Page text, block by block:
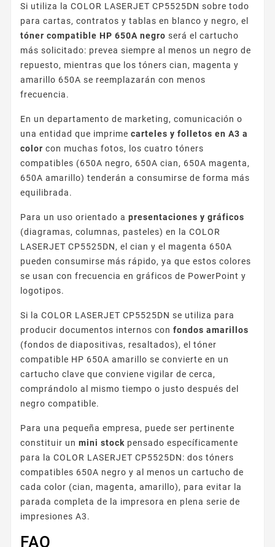
Si utiliza la COLOR LASERJET CP5525DN sobre todo
para cartas, contratos y tablas en blanco y negro, el
tóner compatible HP 650A negro será el cartucho
más solicitado: prevea siempre al menos un negro de
repuesto, mientras que los tóners cian, magenta y
amarillo 650A se reemplazarán con menos
frecuencia.
En un departamento de marketing, comunicación o
una entidad que imprime carteles y folletos en A3 a
color con muchas fotos, los cuatro tóners
compatibles (650A negro, 650A cian, 650A magenta,
650A amarillo) tenderán a consumirse de forma más
equilibrada.
Para un uso orientado a presentaciones y gráficos
(diagramas, columnas, pasteles) en la COLOR
LASERJET CP5525DN, el cian y el magenta 650A
pueden consumirse más rápido, ya que estos colores
se usan con frecuencia en gráficos de PowerPoint y
logotipos.
Si la COLOR LASERJET CP5525DN se utiliza para
producir documentos internos con fondos amarillos
(fondos de diapositivas, resaltados), el tóner
compatible HP 650A amarillo se convierte en un
cartucho clave que conviene vigilar de cerca,
comprándolo al mismo tiempo o justo después del
negro compatible.
Para una pequeña empresa, puede ser pertinente
constituir un mini stock pensado específicamente
para la COLOR LASERJET CP5525DN: dos tóners
compatibles 650A negro y al menos un cartucho de
cada color (cian, magenta, amarillo), para evitar la
parada completa de la impresora en plena serie de
impresiones A3.
FAQ